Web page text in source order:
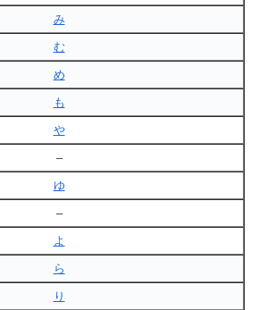
み
む
め
も
や
–
ゆ
–
よ
ら
り